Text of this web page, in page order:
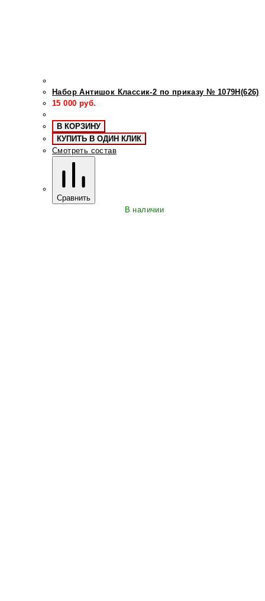
Набор Антишок Классик-2 по приказу № 1079Н(626)
15 000 руб.
В КОРЗИНУ
КУПИТЬ В ОДИН КЛИК
Смотреть состав
Сравнить
В наличии